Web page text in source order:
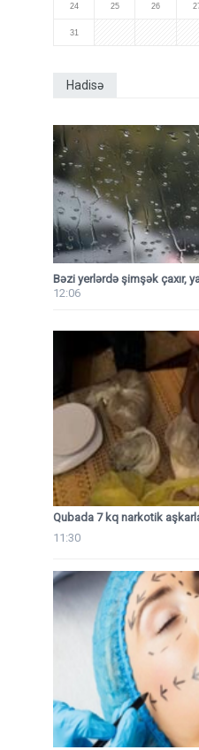
24 25 26
31
Hadisə
Bəzi yerlərdə şimşək çaxır,
12:06
Qubada 7 kq narkotik
11:30